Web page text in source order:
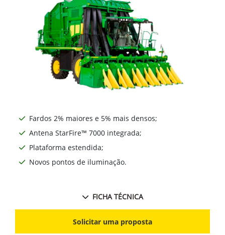
Fardos 2% maiores e 5% mais densos;
Antena StarFire™ 7000 integrada;
Plataforma estendida;
Novos pontos de iluminação.
FICHA TÉCNICA
Solicitar uma proposta